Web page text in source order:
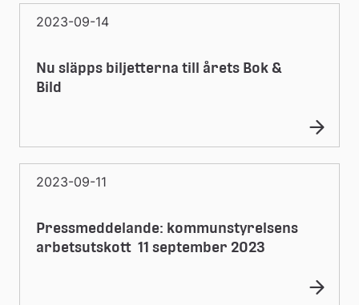
2023-09-14
Nu släpps biljetterna till årets Bok &
Bild
2023-09-11
Pressmeddelande: kommunstyrelsens